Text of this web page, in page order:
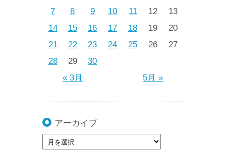
« 3月 5月 »
7
8 9 10 11 12
13
14
15 16 17 18 19
20
21
22 23 24 25 26
27
28
29 30
アーカイブ